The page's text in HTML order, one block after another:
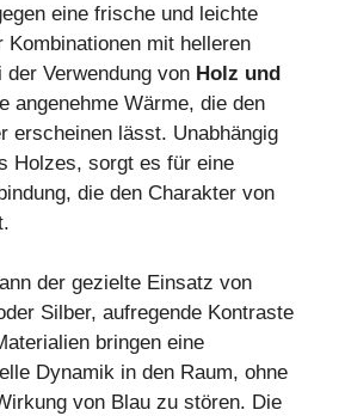
eine frische und leichte
Kombinationen mit helleren
Verwendung von Holz und
angenehme Wärme, die den
erscheinen lässt. Unabhängig
Holzes, sorgt es für eine
die den Charakter von
der gezielte Einsatz von
Silber, aufregende Kontraste
bringen eine
Dynamik in den Raum, ohne
von Blau zu stören. Die